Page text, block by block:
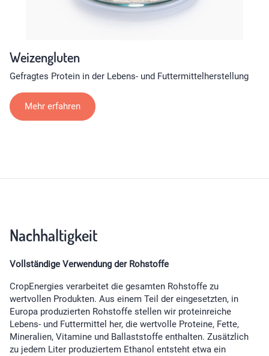
Weizengluten
Gefragtes Protein in der Lebens- und Futtermittelherstellung
Mehr erfahren
Nachhaltigkeit
Vollständige Verwendung der Rohstoffe
CropEnergies verarbeitet die gesamten Rohstoffe zu
wertvollen Produkten. Aus einem Teil der eingesetzten, in
Europa produzierten Rohstoffe stellen wir proteinreiche
Lebens- und Futtermittel her, die wertvolle Proteine, Fette,
Mineralien, Vitamine und Ballaststoffe enthalten. Zusätzlich
zu jedem Liter produziertem Ethanol entsteht etwa ein